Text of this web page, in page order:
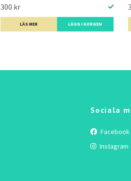
300 kr
LÄS MER LÄGG I KORGEN
Sociala
Facebook
Instagram